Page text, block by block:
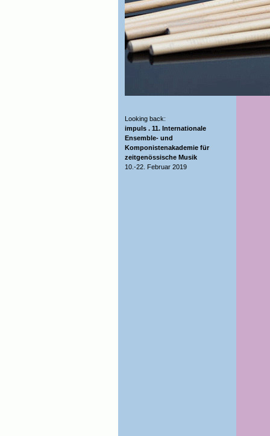
Looking back:
impuls . 11. Internationale
Ensemble- und
Komponistenakademie für
zeitgenössische Musik
10.-22. Februar 2019